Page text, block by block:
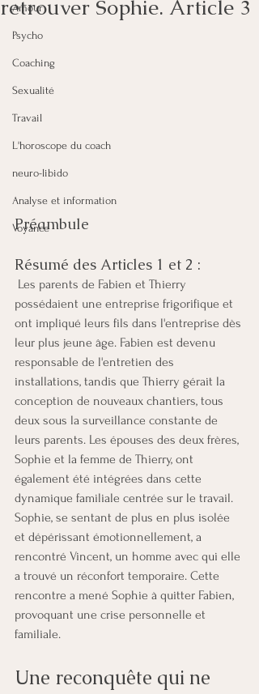
Amour
Psycho
Coaching
Sexualité
Travail
L'horoscope du coach
neuro-libido
Analyse et information
Voyance
retrouver Sophie. Article 3
Préambule
Résumé des Articles 1 et 2 :
possédaient une entreprise frigorifique et
ont impliqué leurs fils dans l'entreprise dès
leur plus jeune âge. Fabien est devenu
responsable de l'entretien des
installations, tandis que Thierry gérait la
conception de nouveaux chantiers, tous
deux sous la surveillance constante de
leurs parents. Les épouses des deux frères,
Sophie et la femme de Thierry, ont
également été intégrées dans cette
dynamique familiale centrée sur le travail.
Sophie, se sentant de plus en plus isolée
et dépérissant émotionnellement, a
rencontré Vincent, un homme avec qui elle
a trouvé un réconfort temporaire. Cette
rencontre a mené Sophie à quitter Fabien,
provoquant une crise personnelle et
familiale.
Une reconquête qui ne